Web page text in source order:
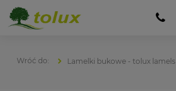
Lamelki bukowe - tolux lamels